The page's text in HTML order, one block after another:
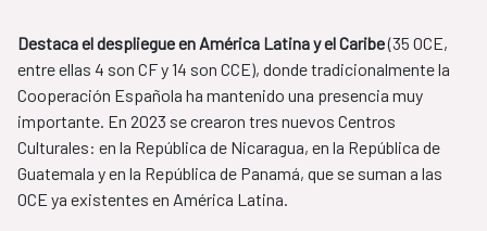
Destaca el despliegue en América Latina y el Caribe(35 OCE,
entre ellas 4 son CF y 14 son CCE), donde tradicionalmente la
Cooperación Española ha mantenido una presencia muy
importante. En 2023 se crearon tres nuevos Centros
Culturales: en la República de Nicaragua, en la República de
Guatemala y en la República de Panamá, que se suman a las
OCE ya existentes en América Latina.